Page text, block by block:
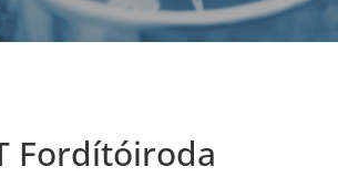
Fordítóiroda